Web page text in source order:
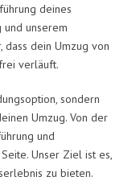
deines
und unserem
dein Umzug von
verläuft.
sondern
Umzug. Von der
und
Unser Ziel ist es,
zu bieten.